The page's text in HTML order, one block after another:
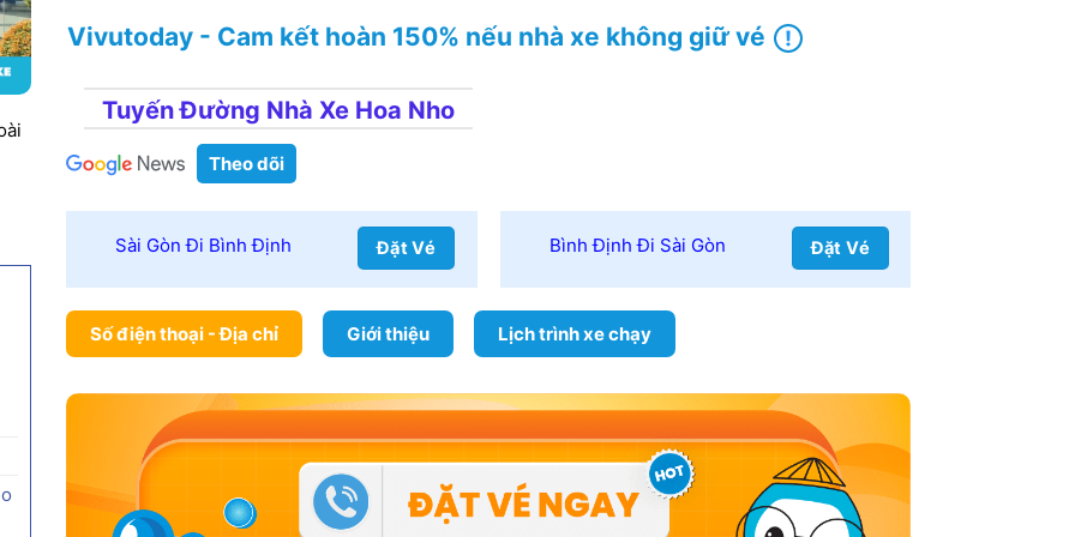
Vivutoday - Cam kết hoàn 150% nếu nhà xe không giữ vé
Tuyến Đường Nhà Xe Hoa Nho
Theo dõi
Sài Gòn Đi Bình Định Đặt Vé Bình Định Đi Sài Gòn Đặt Vé
Số điện thoại - Địa chỉ Giới thiệu Lịch trình xe chạy